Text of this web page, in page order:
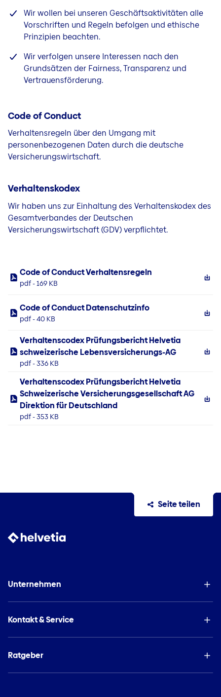
Wir wollen bei unseren Geschäftsaktivitäten alle
Vorschriften und Regeln befolgen und ethische
Prinzipien beachten.
Wir verfolgen unsere Interessen nach den
Grundsätzen der Fairness, Transparenz und
Vertrauensförderung.
Code of Conduct
Verhaltensregeln über den Umgang mit
personenbezogenen Daten durch die deutsche
Versicherungswirtschaft.
Verhaltenskodex
Wir haben uns zur Einhaltung des Verhaltenskodex des
Gesamtverbandes der Deutschen
Versicherungswirtschaft (GDV) verpflichtet.
Code of Conduct Verhaltensregeln
pdf - 169 KB
Code of Conduct Datenschutzinfo
pdf - 40 KB
Verhaltenscodex Prüfungsbericht Helvetia
schweizerische Lebensversicherungs-AG
pdf - 336 KB
Verhaltenscodex Prüfungsbericht Helvetia
Schweizerische Versicherungsgesellschaft AG
Direktion für Deutschland
pdf - 353 KB
Seite teilen
Unternehmen
Kontakt & Service
Ratgeber